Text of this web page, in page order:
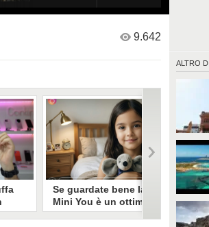
ALTRO DI
9.642
Se guardate bene la foto
Mini You è un ottimo modo
per regalare i dati